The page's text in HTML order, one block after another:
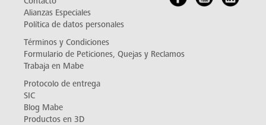
Alianzas Especiales
Política de datos personales
Términos y Condiciones
Formulario de Peticiones, Quejas y Reclamos
Trabaja en Mabe
Protocolo de entrega
SIC
Blog Mabe
Productos en 3D